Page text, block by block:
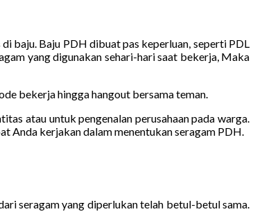
baju. Baju PDH dibuat pas keperluan, seperti PDL
yang digunakan sehari-hari saat bekerja, Maka
bekerja hingga hangout bersama teman.
atau untuk pengenalan perusahaan pada warga.
Anda kerjakan dalam menentukan seragam PDH.
seragam yang diperlukan telah betul-betul sama.